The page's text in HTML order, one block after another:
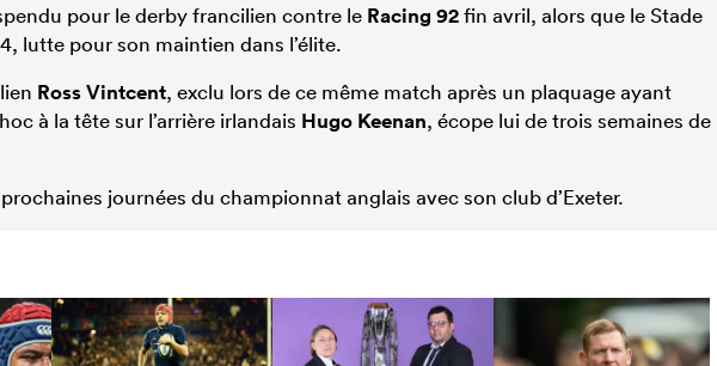
pour le derby francilien contre le Racing 92fin avril, alors que le Stade
lutte pour son maintien dans l’élite.
Ross Vintcent, exclu lors de ce même match après un plaquage ayant
à la tête sur l’arrière irlandais Hugo Keenan, écope lui de trois semaines de
journées du championnat anglais avec son club d’Exeter.